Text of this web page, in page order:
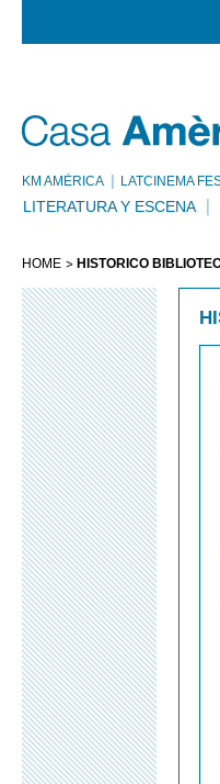
KM AMÈRICA LATCINEMA
LITERATURA Y ESCENA
HOME HISTÓRICO